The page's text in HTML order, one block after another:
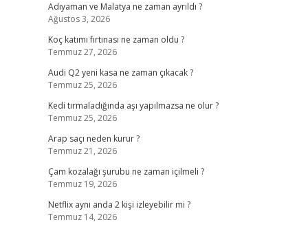
Adıyaman ve Malatya ne zaman ayrıldı ?
Ağustos 3, 2026
Koç katımı fırtınası ne zaman oldu ?
Temmuz 27, 2026
Audi Q2 yeni kasa ne zaman çıkacak ?
Temmuz 25, 2026
Kedi tırmaladığında aşı yapılmazsa ne olur ?
Temmuz 25, 2026
Arap saçı neden kurur ?
Temmuz 21, 2026
Çam kozalağı şurubu ne zaman içilmeli ?
Temmuz 19, 2026
Netflix aynı anda 2 kişi izleyebilir mi ?
Temmuz 14, 2026